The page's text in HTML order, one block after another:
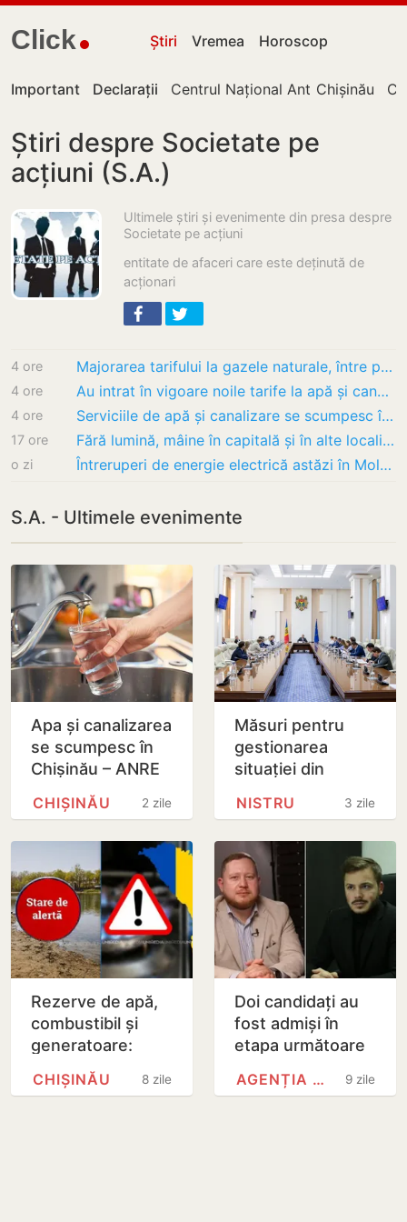
Click Știri Vremea Horoscop
Important Declarații Centrul Național Anticorupție
Chișinău
Știri despre Societate pe
acțiuni (S.A.)
Ultimele știri și evenimente din presa despre
Societate pe acțiuni
entitate de afaceri care este deținută de
acționari
4 ore Majorarea tarifului la gazele naturale, între proceduri și așteptarea deciziei ANRE
4 ore Au intrat în vigoare noile tarife la apă și canalizare în Chișinău: Cât vor plăti…
4 ore Serviciile de apă și canalizare se scumpesc în Chișinău. Noile tarife pentru „Apă-Canal”…
17 ore Fără lumină, mâine în capitală și în alte localități din țară: Graficul întreruperilor și…
o zi Întreruperi de energie electrică astăzi în Moldova: Lista adreselor vizate
S.A. - Ultimele evenimente
Apa și canalizarea
se scumpesc în
Chișinău – ANRE
propune noi tarife
începând cu 4
2 zile
CHIȘINĂU
Măsuri pentru
gestionarea
situației din
energetic și a
generate de
nivelul…
3 zile
NISTRU
Rezerve de apă,
combustibil și
generatoare:
Planul Chișinăului
pentru situații de
8 zile
CHIȘINĂU
Doi candidați au
fost admiși în
etapa următoare
pentru funcția de
9 zile
AGENȚIA PROPRIETĂȚII PUBLICE